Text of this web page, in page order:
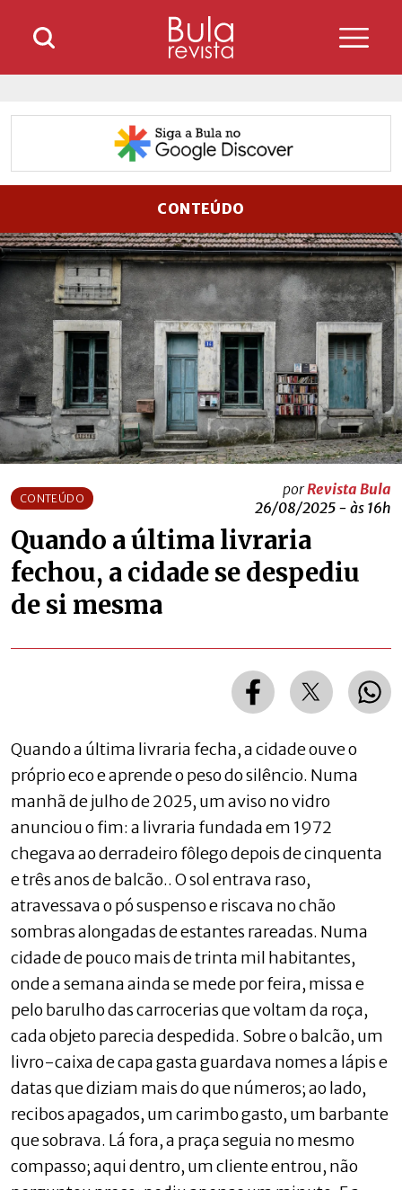
CONTEÚDO
CONTEÚDO
porRevista Bula
26/08/2025 - às 16h
Quando a última livraria
fechou, a cidade se despediu
de si mesma
Quando a última livraria fecha, a cidade ouve o
próprio eco e aprende o peso do silêncio. Numa
manhã de julho de 2025, um aviso no vidro
anunciou o fim: a livraria fundada em 1972
chegava ao derradeiro fôlego depois de cinquenta
e três anos de balcão.. O sol entrava raso,
atravessava o pó suspenso e riscava no chão
sombras alongadas de estantes rareadas. Numa
cidade de pouco mais de trinta mil habitantes,
onde a semana ainda se mede por feira, missa e
pelo barulho das carrocerias que voltam da roça,
cada objeto parecia despedida. Sobre o balcão, um
livro-caixa de capa gasta guardava nomes a lápis e
datas que diziam mais do que números; ao lado,
recibos apagados, um carimbo gasto, um barbante
que sobrava. Lá fora, a praça seguia no mesmo
compasso; aqui dentro, um cliente entrou, não